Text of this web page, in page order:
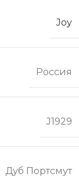
Joy
Россия
J1929
Дуб Портсмут